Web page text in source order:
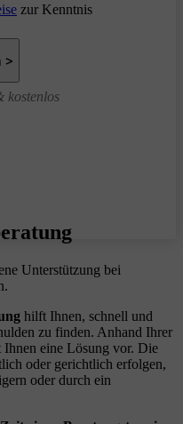
zur Kenntnis
kostenlos
Unterstützung bei
hilft Ihnen, schnell und
zu finden. Anhand Ihrer
eine Lösung vor. Die
oder gerichtlich erfolgen,
oder durch ein